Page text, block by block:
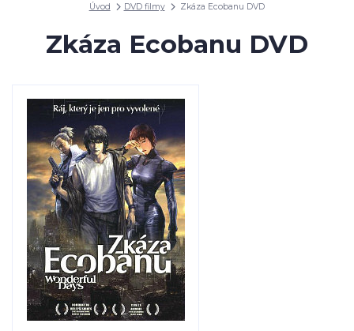
Úvod DVD filmy Zkáza Ecobanu DVD
Zkáza Ecobanu DVD